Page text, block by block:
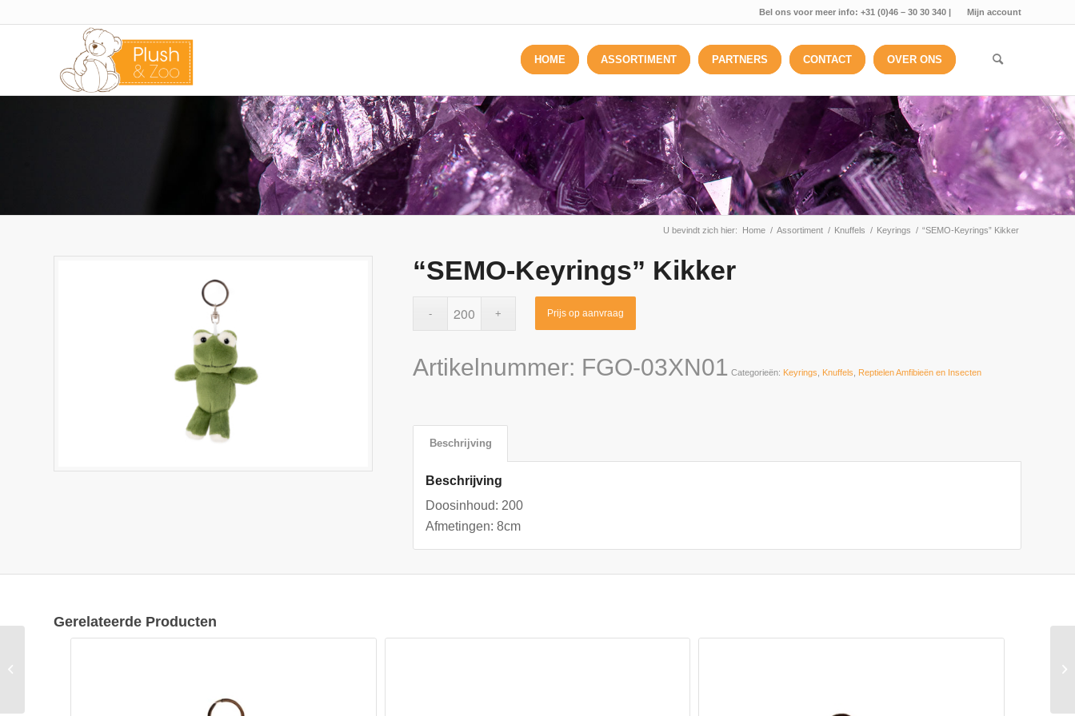
Mijn account
Bel ons voor meer info: +31 (0)46 – 30 30 340 |
HOME ASSORTIMENT PARTNERS CONTACT OVER ONS
U bevindt zich hier: Home / Assortiment / Knuffels / Keyrings / “SEMO-Keyrings” Kikker
“SEMO-Keyrings” Kikker
Prijs op aanvraag
Artikelnummer: FGO-03XN01 Categorieën: Keyrings Knuffels Reptielen Amfibieën en Insecten
Beschrijving
Beschrijving
Doosinhoud: 200
Afmetingen: 8cm
Gerelateerde Producten